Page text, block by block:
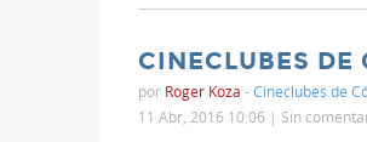
CINECLUBES DE
por Roger Koza -Cineclubes de
11 Abr, 2016 10:06 | Sin